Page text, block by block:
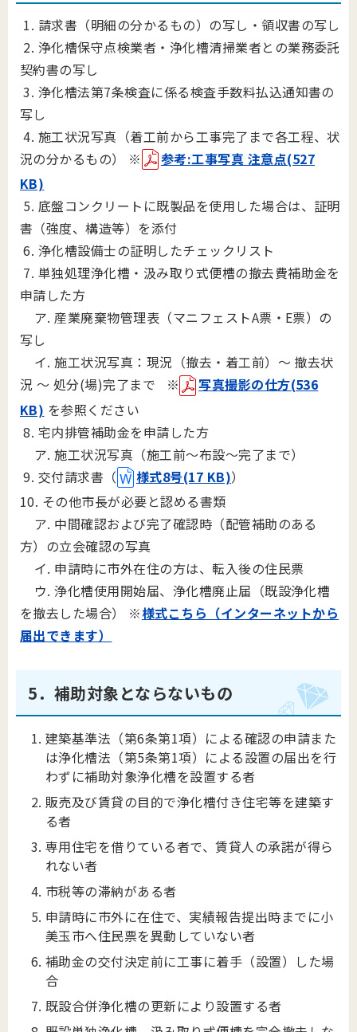
1. 請求書（明細の分かるもの）の写し・領収書の写し
2. 浄化槽保守点検業者・浄化槽清掃業者との業務委託
契約書の写し
3. 浄化槽法第7条検査に係る検査手数料払込通知書の
写し
4. 施工状況写真（着工前から工事完了まで各工程、状
況の分かるもの） ※
参考:工事写真 注意点(527
KB)
5. 底盤コンクリートに既製品を使用した場合は、証明
書（強度、構造等）を添付
6. 浄化槽設備士の証明したチェックリスト
7. 単独処理浄化槽・汲み取り式便槽の撤去費補助金を
申請した方
ア. 産業廃棄物管理表（マニフェストA票・E票）の
写し
イ. 施工状況写真：現況（撤去・着工前）～ 撤去状
況 ～ 処分(場)完了まで ※
写真撮影の仕方(536
KB) を参照ください
8. 宅内排管補助金を申請した方
ア. 施工状況写真（施工前～布設～完了まで）
9. 交付請求書（
様式8号(17 KB)）
10. その他市長が必要と認める書類
ア. 中間確認および完了確認時（配管補助のある
方）の立会確認の写真
イ. 申請時に市外在住の方は、転入後の住民票
ウ. 浄化槽使用開始届、浄化槽廃止届（既設浄化槽
を撤去した場合） ※様式こちら（インターネットから
届出できます）
5．補助対象とならないもの
建築基準法（第6条第1項）による確認の申請また
は浄化槽法（第5条第1項）による設置の届出を行
わずに補助対象浄化槽を設置する者
販売及び賃貸の目的で浄化槽付き住宅等を建築す
る者
専用住宅を借りている者で、賃貸人の承諾が得ら
れない者
市税等の滞納がある者
申請時に市外に在住で、実績報告提出時までに小
美玉市へ住民票を異動していない者
補助金の交付決定前に工事に着手（設置）した場
合
既設合併浄化槽の更新により設置する者